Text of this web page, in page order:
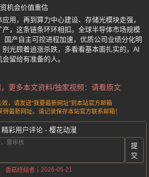
机会价值重估
用，再到算力中心建设、存储光模块走强，
，这条链条环环相扣。全球半导体市场规模
国产自主可控进程加速，优质公司业绩分化明
别光顾着追涨杀跌，多看看基本面扎实的，AI
留给有准备的人。
更多本文资料/独家视频：请看原文
，请发送“我要最新网址”到本站官方邮箱
最新网址。请记录保存本站官方联系邮箱！
精彩用户评论 - 樱花动漫
提
交
香菇终结者
2026-05-21